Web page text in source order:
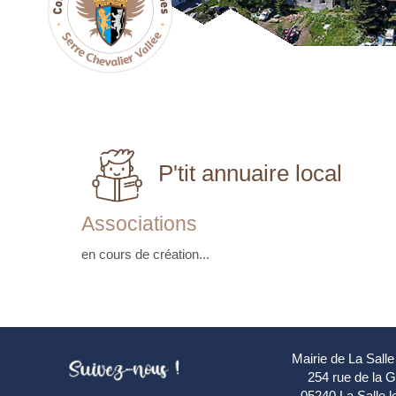
P'tit annuaire local
Associations
en cours de création...
Mairie de La
254 rue de la